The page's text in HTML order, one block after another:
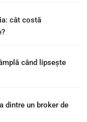
cât costă
când lipsește
dintre un broker de